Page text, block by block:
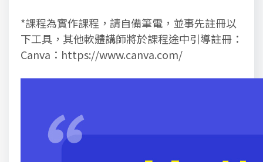
*課程為實作課程，請自備筆電，並事先註冊以
下工具，其他軟體講師將於課程途中引導註冊：
Canva：https://www.canva.com/